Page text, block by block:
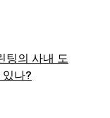
팅의 사내 도
나?